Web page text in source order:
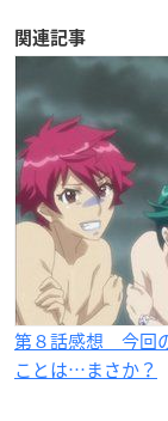
関連記事
第８話感想 今回
ことは…まさか？